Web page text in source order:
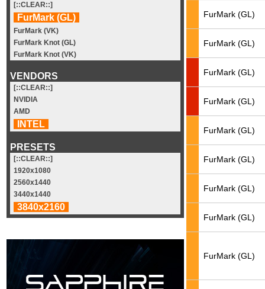
[::CLEAR::]
FurMark (GL)
FurMark (VK)
FurMark Knot (GL)
FurMark Knot (VK)
VENDORS
[::CLEAR::]
NVIDIA
AMD
INTEL
PRESETS
[::CLEAR::]
1920x1080
2560x1440
3440x1440
3840x2160
FurMark (GL)
FurMark (GL)
FurMark (GL)
FurMark (GL)
FurMark (GL)
FurMark (GL)
FurMark (GL)
FurMark (GL)
FurMark (GL)